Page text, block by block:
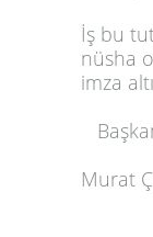
İş bu
nüsha
imza